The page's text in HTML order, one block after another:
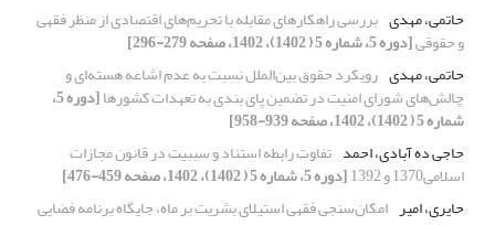
حاتمی، مهدی بررسی راهکارهای مقابله با تحریم‌های اقتصادی از منظر فقهی
و حقوقی[دوره 5، شماره 5 ( 1402)، 1402، صفحه 279-296]
حاتمی، مهدی رویکرد حقوق بین‌الملل نسبت به عدم اشاعه هسته‌ای و
چالش‌های شورای امنیت در تضمین پای بندی به تعهدات کشورها [دوره 5،
شماره 5 ( 1402)، 1402، صفحه 939-958]
حاجی ده آبادی، احمد تفاوت رابطه استناد و سببیت در قانون مجازات
اسلامی1370 و 1392
[دوره 5، شماره 5 ( 1402)، 1402، صفحه 459-476]
حایری، امیر امکان‌سنجی فقهی استیلای بشریت بر ماه، جایگاه برنامه فضایی